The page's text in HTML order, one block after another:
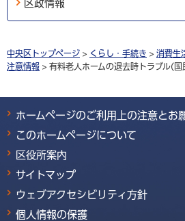
区政情報
中央区トップページ > くらし・手続き > 消費生
注意情報 > 有料老人ホームの退去時トラブル(
ホームページのご利用上の注意とお
このホームページについて
区役所案内
サイトマップ
ウェブアクセシビリティ方針
個人情報の保護